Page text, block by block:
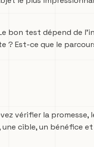
bon test dépend de
? Est-ce que le
vérifier la promesse,
cible, un bénéfice